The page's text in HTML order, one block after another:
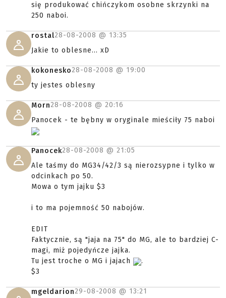
się produkować chińczykom osobne skrzynki na
250 naboi.
rostal28-08-2008 @ 13:35
Jakie to oblesne... xD
kokonesko28-08-2008 @ 19:00
ty jestes oblesny
Morn28-08-2008 @ 20:16
Panocek - te bębny w oryginale mieściły 75 naboi
Panocek28-08-2008 @ 21:05
Ale taśmy do MG34/42/3 są nierozsypne i tylko w
odcinkach po 50.
Mowa o tym jajku $3
i to ma pojemność 50 nabojów.
EDIT
Faktycznie, są "jaja na 75" do MG, ale to bardziej C-
magi, miż pojedyńcze jajka.
Tu jest troche o MG i jajach
.
$3
mgeldarion29-08-2008 @ 13:21